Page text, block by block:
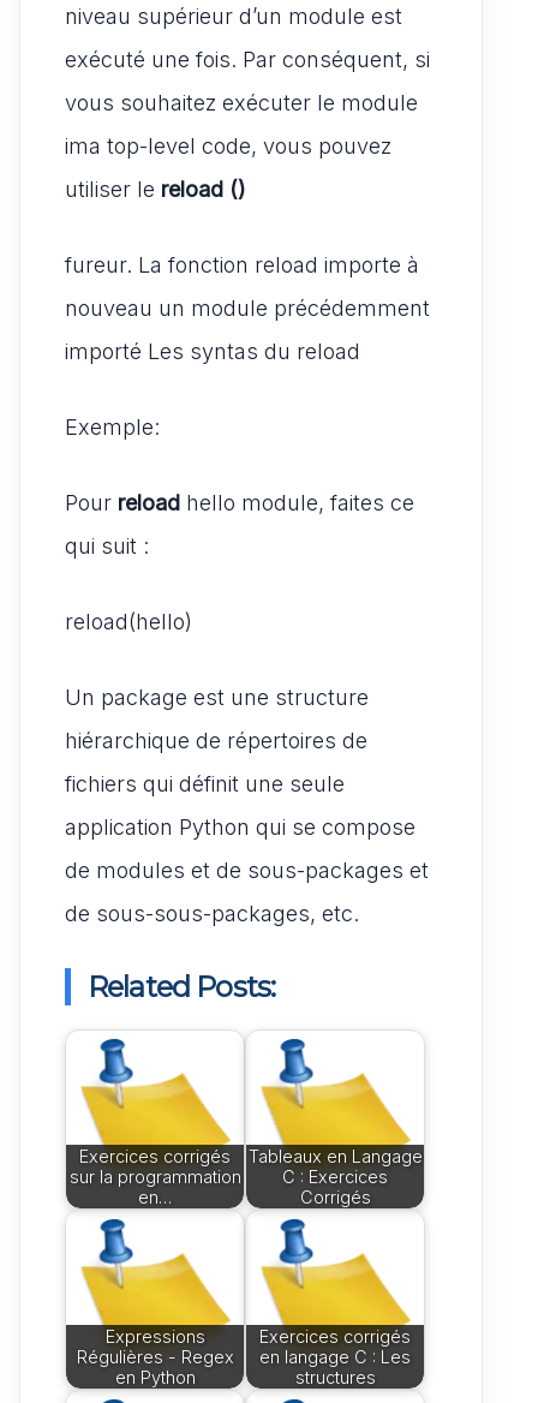
niveau supérieur d’un module est
exécuté une fois. Par conséquent, si
vous souhaitez exécuter le module
ima top-level code, vous pouvez
utiliser le reload ()
fureur. La fonction reload importe à
nouveau un module précédemment
importé Les syntas du reload
Exemple:
Pour reload hello module, faites ce
qui suit :
reload(hello)
Un package est une structure
hiérarchique de répertoires de
fichiers qui définit une seule
application Python qui se compose
de modules et de sous-packages et
de sous-sous-packages, etc.
Related Posts:
Exercices corrigés
sur la programmation
en…
Tableaux en Langage
C : Exercices
Corrigés
Expressions
Régulières - Regex
en Python
Exercices corrigés
en langage C : Les
structures